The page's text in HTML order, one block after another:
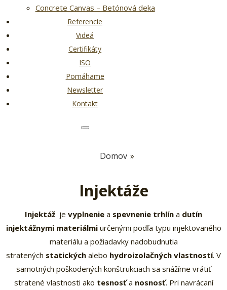
Concrete Canvas – Betónová deka
Referencie
Videá
Certifikáty
ISO
Pomáhame
Newsletter
Kontakt
Domov »
Injektáže
Injektáž je vyplnenie a spevnenie trhlín a dutín
injektážnymi materiálmi určenými podľa typu injektovaného
materiálu a požiadavky nadobudnutia
stratených statických alebo hydroizolačných vlastností. V
samotných poškodených konštrukciach sa snážíme vrátiť
stratené vlastnosti ako tesnosťa nosnosť. Pri navrácaní